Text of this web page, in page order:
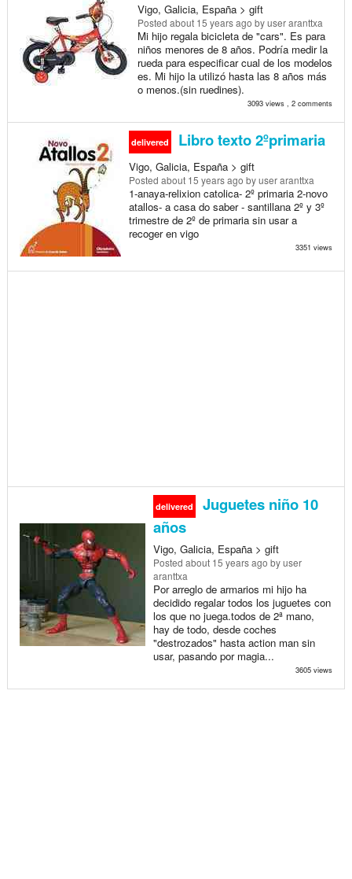
Vigo, Galicia, España > gift
Posted about 15 years ago by user aranttxa
Mi hijo regala bicicleta de "cars". Es para
niños menores de 8 años. Podría medir la
rueda para especificar cual de los modelos
es. Mi hijo la utilizó hasta las 8 años más
o menos.(sin ruedines).
3093 views , 2 comments
delivered Libro texto 2ºprimaria
Vigo, Galicia, España > gift
Posted about 15 years ago by user aranttxa
1-anaya-relixion catolica- 2º primaria 2-novo
atallos- a casa do saber - santillana 2º y 3º
trimestre de 2º de primaria sin usar a
recoger en vigo
3351 views
delivered
Juguetes niño 10
años
Vigo, Galicia, España > gift
Posted about 15 years ago by user
aranttxa
Por arreglo de armarios mi hijo ha
decidido regalar todos los juguetes con
los que no juega.todos de 2ª mano,
hay de todo, desde coches
"destrozados" hasta action man sin
usar, pasando por magia...
3605 views